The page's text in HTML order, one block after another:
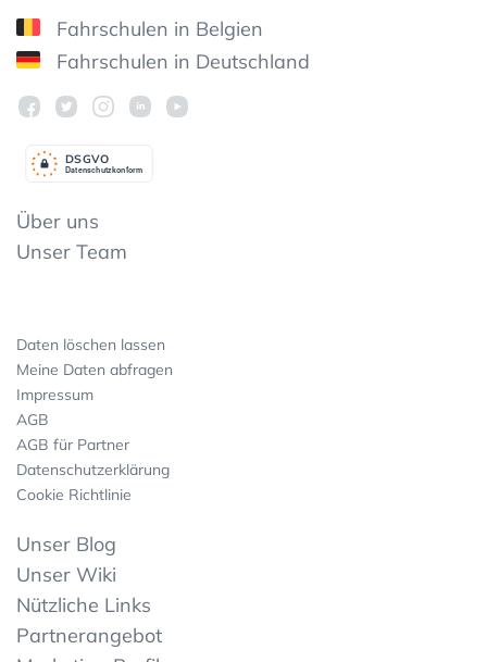
Fahrschulen in Belgien
Fahrschulen in Deutschland
Datenschutzkonform
DSGVO
Über uns
Unser Team
Daten löschen lassen
Meine Daten abfragen
Impressum
AGB
AGB für Partner
Datenschutzerklärung
Cookie Richtlinie
Unser Blog
Unser Wiki
Nützliche Links
Partnerangebot